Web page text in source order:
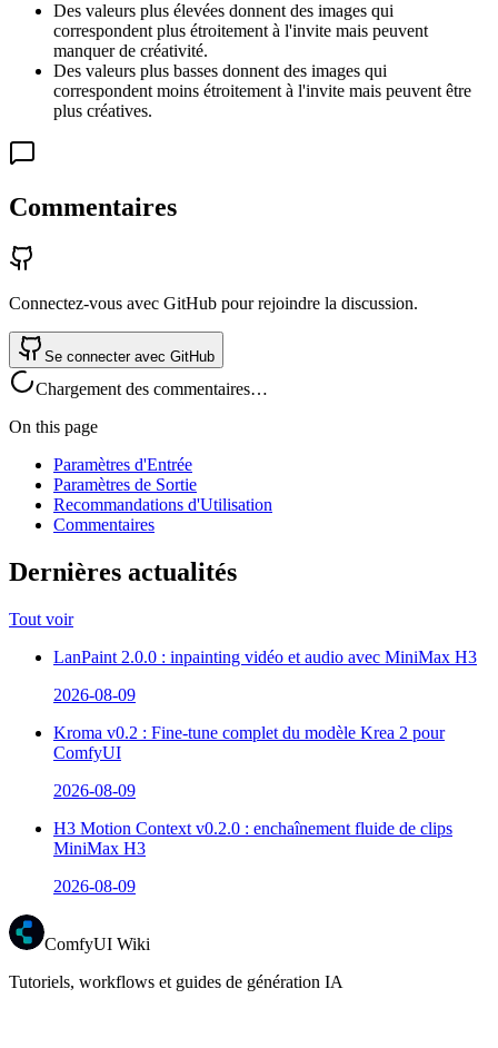
Des valeurs plus élevées donnent des images qui
correspondent plus étroitement à l'invite mais peuvent
manquer de créativité.
Des valeurs plus basses donnent des images qui
correspondent moins étroitement à l'invite mais peuvent être
plus créatives.
Commentaires
Connectez-vous avec GitHub pour rejoindre la discussion.
Se connecter avec GitHub
Chargement des commentaires…
On this page
Paramètres d'Entrée
Paramètres de Sortie
Recommandations d'Utilisation
Commentaires
Dernières actualités
Tout voir
LanPaint 2.0.0 : inpainting vidéo et audio avec MiniMax H3
2026-08-09
Kroma v0.2 : Fine-tune complet du modèle Krea 2 pour
ComfyUI
2026-08-09
H3 Motion Context v0.2.0 : enchaînement fluide de clips
MiniMax H3
2026-08-09
ComfyUI Wiki
Tutoriels, workflows et guides de génération IA